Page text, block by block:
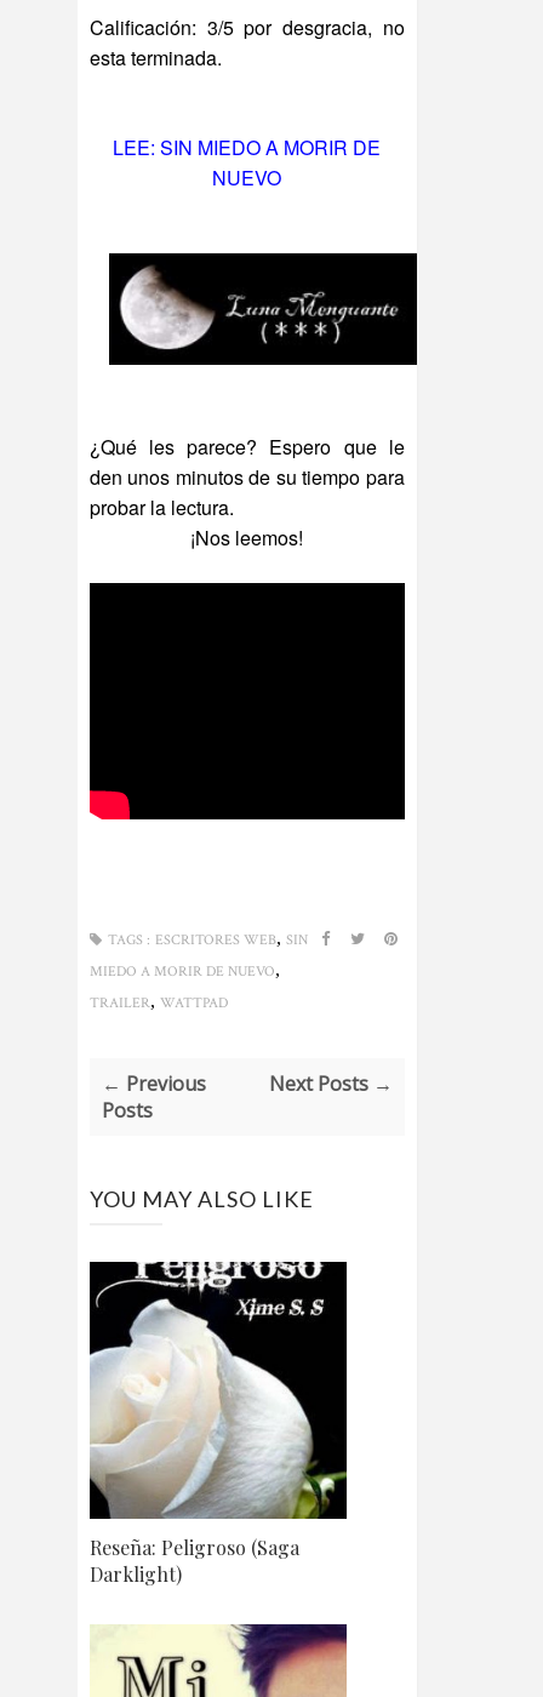
Calificación: 3/5 por desgracia, no
esta terminada.
LEE: SIN MIEDO A MORIR DE
NUEVO
¿Qué les parece? Espero que le
den unos minutos de su tiempo para
probar la lectura.
¡Nos leemos!
TAGS : ESCRITORES WEB, SIN
MIEDO A MORIR DE NUEVO,
TRAILER, WATTPAD
← Previous
Posts
Next Posts →
YOU MAY ALSO LIKE
Reseña: Peligroso (Saga
Darklight)